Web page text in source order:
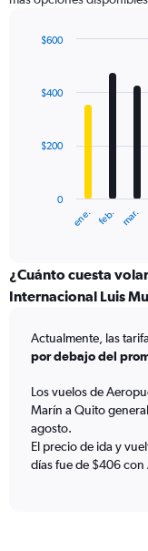
to
with
12
The
categories.
Range:
The
chart
1
Y
axis
displaying
values.
ene. feb. mar.
0
$200
$400
$600
¿Cuánto cuesta
Internacional Luis
Actualmente, las
por debajo del
Los vuelos de
Marín a Quito
agosto.
El precio de ida y
días fue de $406 con